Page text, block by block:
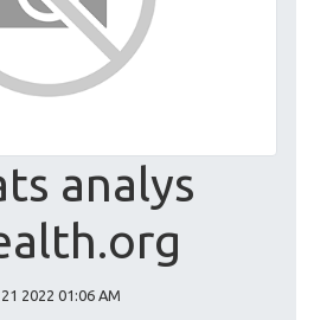
analys
2022 01:06 AM